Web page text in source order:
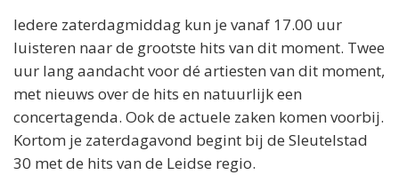
Iedere zaterdagmiddag kun je vanaf 17.00 uur
luisteren naar de grootste hits van dit moment. Twee
uur lang aandacht voor dé artiesten van dit moment,
met nieuws over de hits en natuurlijk een
concertagenda. Ook de actuele zaken komen voorbij.
Kortom je zaterdagavond begint bij de Sleutelstad
30 met de hits van de Leidse regio.